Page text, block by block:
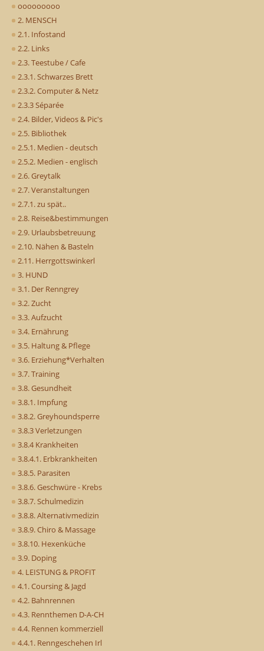
ooooooooo
2. MENSCH
2.1. Infostand
2.2. Links
2.3. Teestube / Cafe
2.3.1. Schwarzes Brett
2.3.2. Computer & Netz
2.3.3 Séparée
2.4. Bilder, Videos & Pic's
2.5. Bibliothek
2.5.1. Medien - deutsch
2.5.2. Medien - englisch
2.6. Greytalk
2.7. Veranstaltungen
2.7.1. zu spät..
2.8. Reise&bestimmungen
2.9. Urlaubsbetreuung
2.10. Nähen & Basteln
2.11. Herrgottswinkerl
3. HUND
3.1. Der Renngrey
3.2. Zucht
3.3. Aufzucht
3.4. Ernährung
3.5. Haltung & Pflege
3.6. Erziehung*Verhalten
3.7. Training
3.8. Gesundheit
3.8.1. Impfung
3.8.2. Greyhoundsperre
3.8.3 Verletzungen
3.8.4 Krankheiten
3.8.4.1. Erbkrankheiten
3.8.5. Parasiten
3.8.6. Geschwüre - Krebs
3.8.7. Schulmedizin
3.8.8. Alternativmedizin
3.8.9. Chiro & Massage
3.8.10. Hexenküche
3.9. Doping
4. LEISTUNG & PROFIT
4.1. Coursing & Jagd
4.2. Bahnrennen
4.3. Rennthemen D-A-CH
4.4. Rennen kommerziell
4.4.1. Renngeschehen Irl